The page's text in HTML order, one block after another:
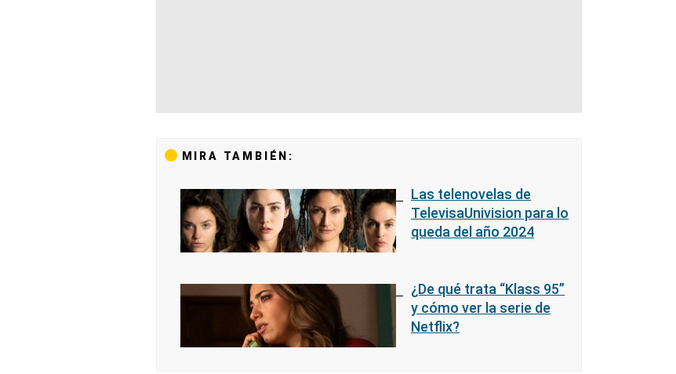
MIRA TAMBIÉN:
Las telenovelas de
TelevisaUnivision para lo
queda del año 2024
¿De qué trata “Klass 95”
y cómo ver la serie de
Netflix?